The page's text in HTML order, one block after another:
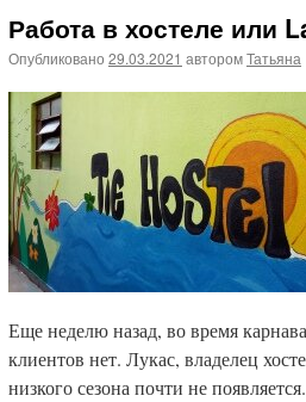
Работа в хостеле или
Опубликовано 29.03.2021 авторомТатьяна
Еще неделю назад, во время
клиентов нет. Лукас, владелец
низкого сезона почти не